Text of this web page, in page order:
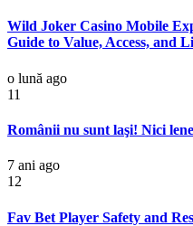
Wild Joker Casino Mobile
Guide to Value, Access, and
o lună ago
11
Românii nu sunt laşi! Nici
7 ani ago
12
Fav Bet Player Safety and